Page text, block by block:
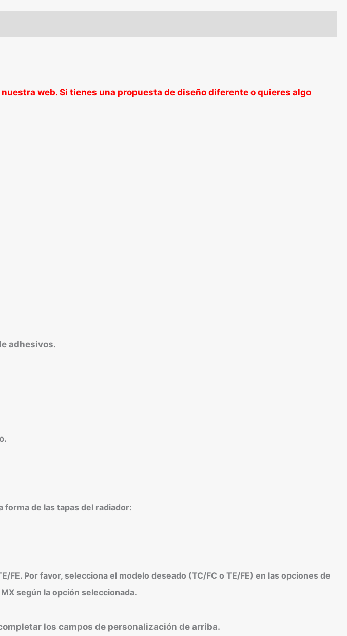
2023
web. Si tienes una propuesta de diseño diferente o quieres algo
adhesivos.
de las tapas del radiador:
FE. Por favor, selecciona el modelo deseado (TC/FC o TE/FE) en las opciones de
según la opción seleccionada.
los campos de personalización de arriba.